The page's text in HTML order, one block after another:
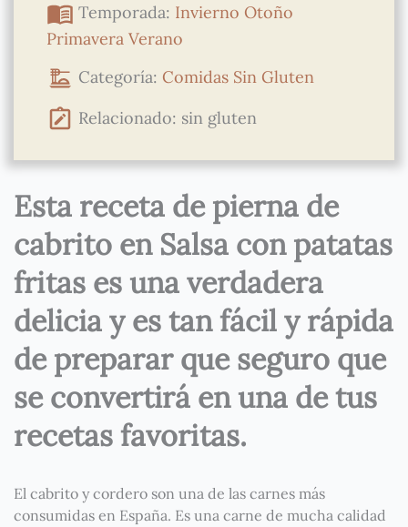
Temporada: Invierno Otoño
Primavera Verano
Categoría: Comidas Sin Gluten
Relacionado: sin gluten
Esta receta de pierna de
cabrito en Salsa con patatas
fritas es una verdadera
delicia y es tan fácil y rápida
de preparar que seguro que
se convertirá en una de tus
recetas favoritas.
El cabrito y cordero son una de las carnes más
consumidas en España. Es una carne de mucha calidad